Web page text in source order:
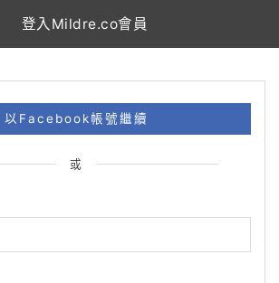
登入Mildre.co會員
以Facebook帳號繼續
或